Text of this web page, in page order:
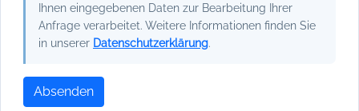
Ihnen eingegebenen Daten zur Bearbeitung Ihrer
Anfrage verarbeitet. Weitere Informationen finden Sie
in unserer Datenschutzerklärung.
Absenden